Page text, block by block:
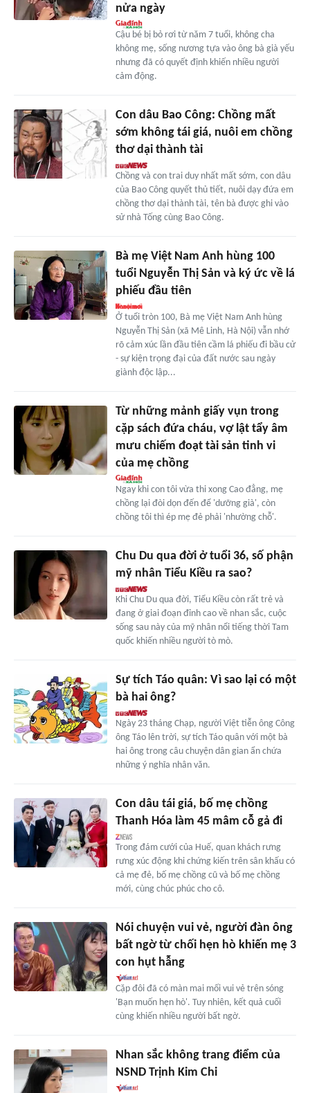
nửa ngày
Cậu bé bị bỏ rơi từ năm 7 tuổi, không cha
không mẹ, sống nương tựa vào ông bà già yếu
nhưng đã có quyết định khiến nhiều người
cảm động.
Con dâu Bao Công: Chồng mất
sớm không tái giá, nuôi em chồng
thơ dại thành tài
Chồng và con trai duy nhất mất sớm, con dâu
của Bao Công quyết thủ tiết, nuôi dạy đứa em
chồng thơ dại thành tài, tên bà được ghi vào
sử nhà Tống cùng Bao Công.
Bà mẹ Việt Nam Anh hùng 100
tuổi Nguyễn Thị Sản và ký ức về lá
phiếu đầu tiên
Ở tuổi tròn 100, Bà mẹ Việt Nam Anh hùng
Nguyễn Thị Sản (xã Mê Linh, Hà Nội) vẫn nhớ
rõ cảm xúc lần đầu tiên cầm lá phiếu đi bầu cử
- sự kiện trọng đại của đất nước sau ngày
giành độc lập...
Từ những mảnh giấy vụn trong
cặp sách đứa cháu, vợ lật tẩy âm
mưu chiếm đoạt tài sản tinh vi
của mẹ chồng
Ngay khi con tôi vừa thi xong Cao đẳng, mẹ
chồng lại đòi dọn đến để 'dưỡng già', còn
chồng tôi thì ép mẹ đẻ phải 'nhường chỗ'.
Chu Du qua đời ở tuổi 36, số phận
mỹ nhân Tiểu Kiều ra sao?
Khi Chu Du qua đời, Tiểu Kiều còn rất trẻ và
đang ở giai đoạn đỉnh cao về nhan sắc, cuộc
sống sau này của mỹ nhân nổi tiếng thời Tam
quốc khiến nhiều người tò mò.
Sự tích Táo quân: Vì sao lại có một
bà hai ông?
Ngày 23 tháng Chạp, người Việt tiễn ông Công
ông Táo lên trời, sự tích Táo quân với một bà
hai ông trong câu chuyện dân gian ẩn chứa
những ý nghĩa nhân văn.
Con dâu tái giá, bố mẹ chồng
Thanh Hóa làm 45 mâm cỗ gả đi
Trong đám cưới của Huế, quan khách rưng
rưng xúc động khi chứng kiến trên sân khấu có
cả mẹ đẻ, bố mẹ chồng cũ và bố mẹ chồng
mới, cùng chúc phúc cho cô.
Nói chuyện vui vẻ, người đàn ông
bất ngờ từ chối hẹn hò khiến mẹ 3
con hụt hẫng
Cặp đôi đã có màn mai mối vui vẻ trên sóng
'Bạn muốn hẹn hò'. Tuy nhiên, kết quả cuối
cùng khiến nhiều người bất ngờ.
Nhan sắc không trang điểm của
NSND Trịnh Kim Chi